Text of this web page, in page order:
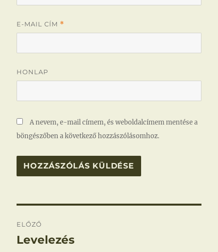
E-MAIL CÍM *
HONLAP
A nevem, e-mail címem, és weboldalcímem mentése a
böngészőben a következő hozzászólásomhoz.
navigáció
ELŐZŐ
Korábbi
Levelezés